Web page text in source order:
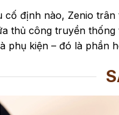
định nào, Zenio
thủ công truyền thống
phụ kiện – đó là phần